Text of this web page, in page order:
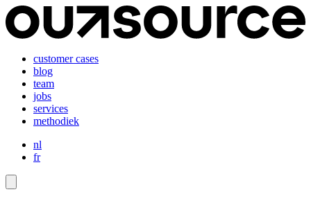
customer cases
blog
team
jobs
services
methodiek
nl
fr